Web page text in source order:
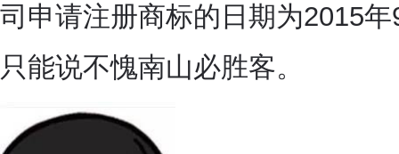
司申请注册商标的日期为2015年
只能说不愧南山必胜客。